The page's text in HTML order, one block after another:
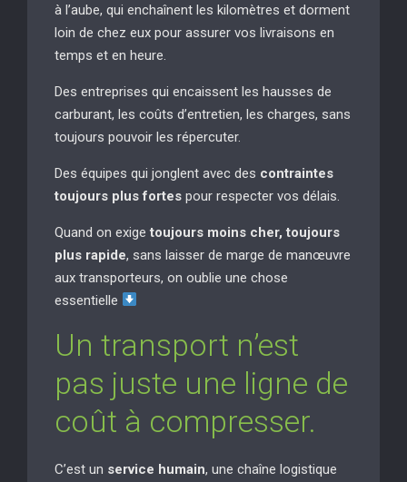
à l’aube, qui enchaînent les kilomètres et dorment
loin de chez eux pour assurer vos livraisons en
temps et en heure.
Des entreprises qui encaissent les hausses de
carburant, les coûts d’entretien, les charges, sans
toujours pouvoir les répercuter.
Des équipes qui jonglent avec des contraintes
toujours plus fortes pour respecter vos délais.
Quand on exigetoujours moins cher, toujours
plus rapide, sans laisser de marge de manœuvre
aux transporteurs, on oublie une chose
essentielle
Un transport n’est
pas juste une ligne de
coût à compresser.
C’est un service humain, une chaîne logistique